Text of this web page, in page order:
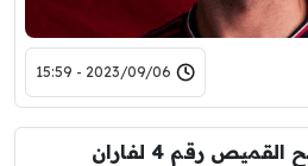
2023/09/06 - 15:59
لماذا رفض اليونايتد منح القميص رقم 4 لفاران